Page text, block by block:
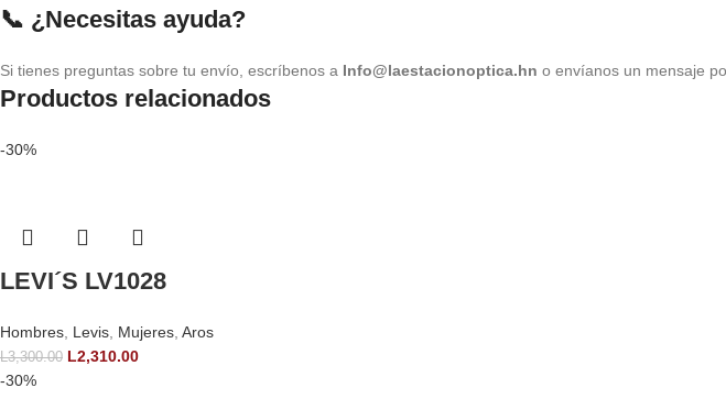
📞 ¿Necesitas ayuda?
Si tienes preguntas sobre tu envío, escríbenos a Info@laestacionoptica.hn o envíanos un mensaje
Productos relacionados
-30%
LEVI´S LV1028
Hombres Levis Mujeres Aros
L3,300.00 L2,310.00
-30%